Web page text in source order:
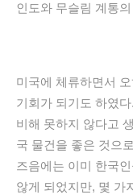
인도와 무슬림 계통
미국에 체류하면서
기회가 되기도 하였
비해 못하지 않다고
국 물건을 좋은 것으
즈음에는 이미 한국
않게 되었지만, 몇 가